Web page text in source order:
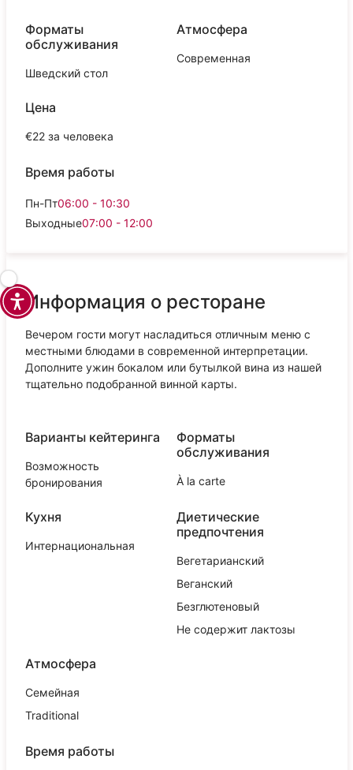
Форматы
обслуживания
Шведский стол
Атмосфера
Современная
Цена
€22 за человека
Время работы
Пн-Пт06:00 - 10:30
Выходные07:00 - 12:00
Информация о ресторане
Вечером гости могут насладиться отличным меню с
местными блюдами в современной интерпретации.
Дополните ужин бокалом или бутылкой вина из нашей
тщательно подобранной винной карты.
Варианты кейтеринга
Возможность
бронирования
Форматы
обслуживания
À la carte
Кухня
Интернациональная
Диетические
предпочтения
Вегетарианский
Веганский
Безглютеновый
Не содержит лактозы
Атмосфера
Семейная
Traditional
Время работы